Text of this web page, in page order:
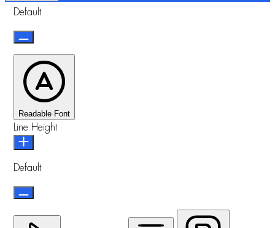
Default
Readable Font
Line Height
Default